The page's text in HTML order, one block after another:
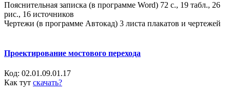
Пояснительная записка (в программе Word) 72 с., 19 табл., 26
рис., 16 источников
Чертежи (в программе Автокад) 3 листа плакатов и чертежей
Проектирование мостового перехода
Код: 02.01.09.01.17
Как тут скачать?